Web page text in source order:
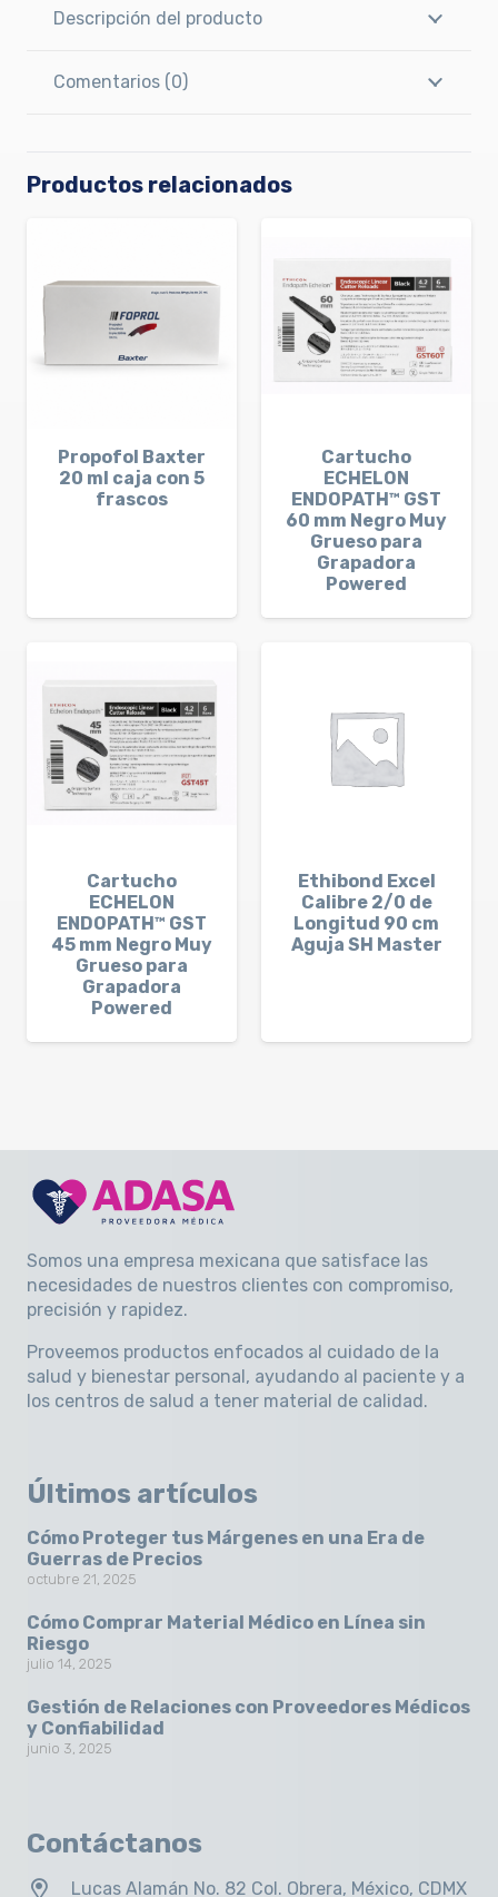
Descripción del producto
Comentarios (0)
Productos relacionados
Propofol Baxter
20 ml caja con 5
frascos
Cartucho
ECHELON
ENDOPATH™ GST
60 mm Negro Muy
Grueso para
Grapadora
Powered
Cartucho
ECHELON
ENDOPATH™ GST
45 mm Negro Muy
Grueso para
Grapadora
Powered
Ethibond Excel
Calibre 2/0 de
Longitud 90 cm
Aguja SH Master
Somos una empresa mexicana que satisface las
necesidades de nuestros clientes con compromiso,
precisión y rapidez.
Proveemos productos enfocados al cuidado de la
salud y bienestar personal, ayudando al paciente y a
los centros de salud a tener material de calidad.
Últimos artículos
Cómo Proteger tus Márgenes en una Era de
Guerras de Precios
octubre 21, 2025
Cómo Comprar Material Médico en Línea sin
Riesgo
julio 14, 2025
Gestión de Relaciones con Proveedores Médicos
y Confiabilidad
junio 3, 2025
Contáctanos
Lucas Alamán No. 82 Col. Obrera, México, CDMX